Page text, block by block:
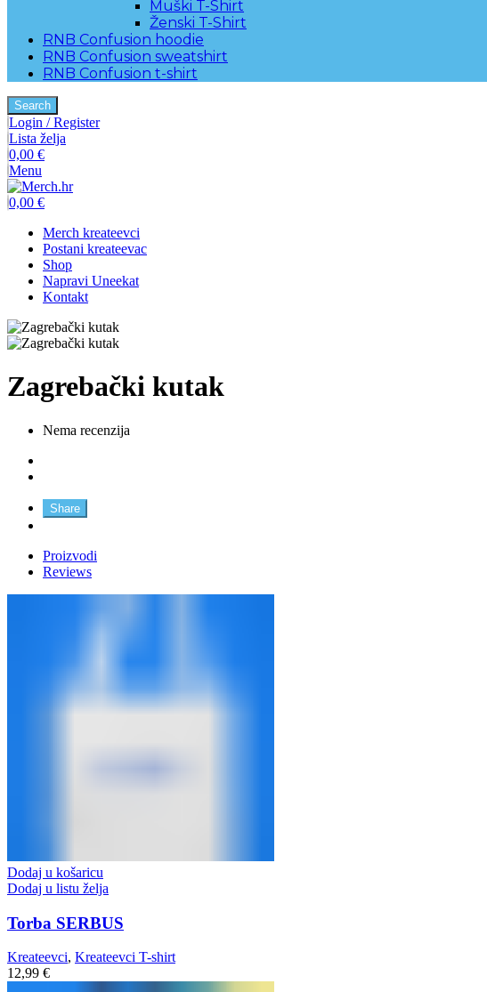
Muški T-Shirt
Ženski T-Shirt
RNB Confusion hoodie
RNB Confusion sweatshirt
RNB Confusion t-shirt
Search
Login / Register
Lista želja
0,00 €
Menu
0,00 €
Merch kreateevci
Postani kreateevac
Shop
Napravi Uneekat
Kontakt
Zagrebački kutak
Nema recenzija
Share
Proizvodi
Reviews
Dodaj u košaricu
Dodaj u listu želja
Torba SERBUS
Kreateevci, Kreateevci T-shirt
12,99 €